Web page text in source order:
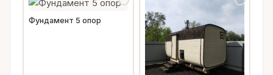
Фундамент 5 опор